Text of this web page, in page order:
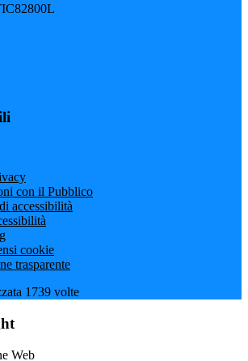
con il Pubblico
accessibilità
cookie
trasparente
1739 volte